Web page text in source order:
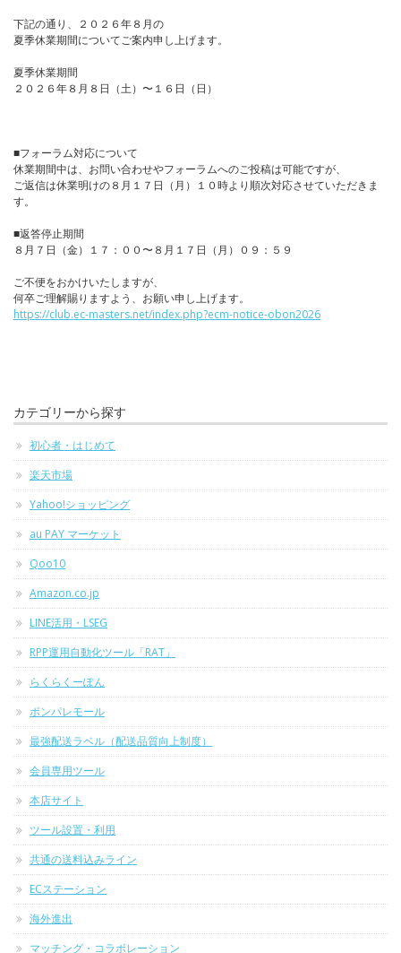
下記の通り、２０２６年８月の
夏季休業期間についてご案内申し上げます。
夏季休業期間
２０２６年８月８日（土）〜１６日（日）
■フォーラム対応について
休業期間中は、お問い合わせやフォーラムへのご投稿は可能ですが、
ご返信は休業明けの８月１７日（月）１０時より順次対応させていただきま
す。
■返答停止期間
８月７日（金）１７：００〜８月１７日（月）０９：５９
ご不便をおかけいたしますが、
何卒ご理解賜りますよう、お願い申し上げます。
https://club.ec-masters.net/index.php?ecm-notice-obon2026
カテゴリーから探す
初心者・はじめて
楽天市場
Yahoo!ショッピング
au PAY マーケット
Qoo10
Amazon.co.jp
LINE活用・LSEG
RPP運用自動化ツール「RAT」
らくらくーぽん
ポンパレモール
最強配送ラベル（配送品質向上制度）
会員専用ツール
本店サイト
ツール設置・利用
共通の送料込みライン
ECステーション
海外進出
マッチング・コラボレーション